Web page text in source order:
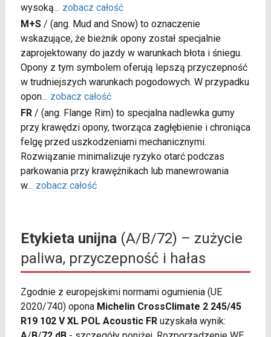
wysoką... zobacz całość
M+S/ (ang. Mud and Snow) to oznaczenie
wskazujące, że bieżnik opony został specjalnie
zaprojektowany do jazdy w warunkach błota i śniegu.
Opony z tym symbolem oferują lepszą przyczepność
w trudniejszych warunkach pogodowych. W przypadku
opon... zobacz całość
FR/ (ang. Flange Rim) to specjalna nadlewka gumy
przy krawędzi opony, tworząca zagłębienie i chroniąca
felgę przed uszkodzeniami mechanicznymi.
Rozwiązanie minimalizuje ryzyko otarć podczas
parkowania przy krawężnikach lub manewrowania
w... zobacz całość
Etykieta unijna(A/B/72) – zużycie
paliwa, przyczepność i hałas
Zgodnie z europejskimi normami ogumienia (UE
2020/740) opona Michelin CrossClimate 2 245/45
R19 102 V XL POL Acoustic FRuzyskała wynik: